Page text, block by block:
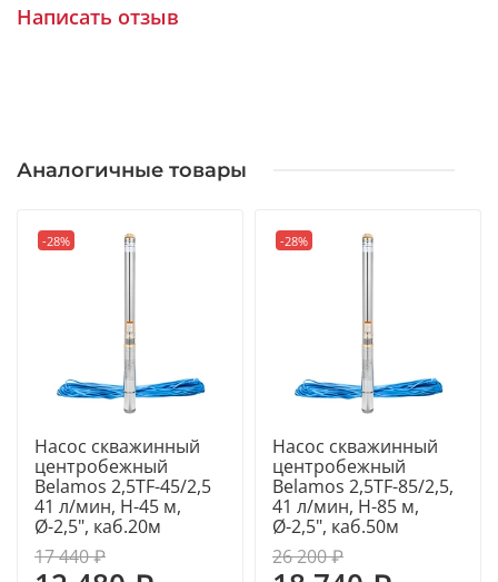
предназначенный для подачи чистой воды из
дома, насос для дачи и насос для полива участка.
Используется в системах автоматического
► ГЛАВНАЯ ОСОБЕННОСТЬ
Ключевое преимущество — компактный диаметр 65
мм, что делает модель востребованной как насос
для скважины малого диаметра и насос для
абиссинской скважины.
Написать отзыв
Аналогичные товары
-28%
Насос скважинный
центробежный
Belamos 2,5TF-45/2,5
41 л/мин, Н-45 м,
Ø-2,5", каб.20м
17 440 ₽
-28%
Насос скважинный
центробежный
Belamos 2,5TF-85/2,5,
41 л/мин, Н-85 м,
Ø-2,5", каб.50м
26 200 ₽